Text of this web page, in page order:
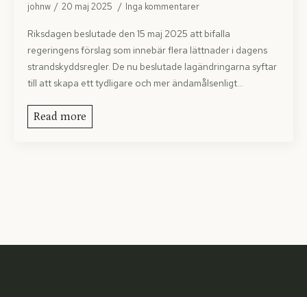
johnw 20 maj 2025 Inga kommentarer
Riksdagen beslutade den 15 maj 2025 att bifalla
regeringens förslag som innebär flera lättnader i dagens
strandskyddsregler. De nu beslutade lagändring­arna syftar
till att skapa ett tydligare och mer ändamålsenligt…
Read more